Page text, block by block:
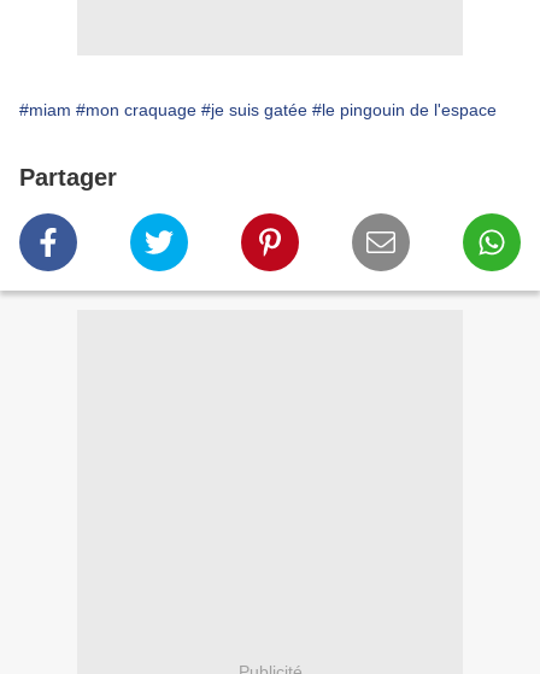
#miam #mon craquage #je suis gatée #le pingouin de l'espace
Partager